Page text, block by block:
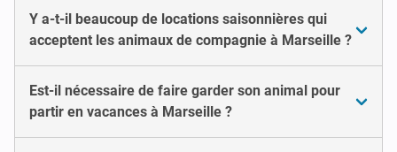
Y a-t-il beaucoup de locations saisonnières qui
acceptent les animaux de compagnie à Marseille ?
Est-il nécessaire de faire garder son animal pour
partir en vacances à Marseille ?